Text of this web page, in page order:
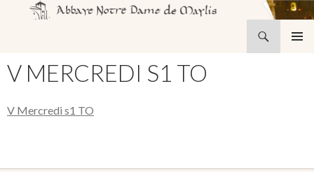
AU
CONTENU
V MERCREDI S1 TO
V Mercredi s1 TO